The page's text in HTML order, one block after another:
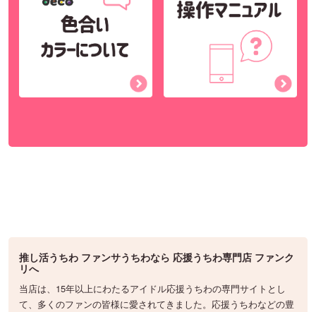
推し活うちわ ファンサうちわなら 応援うちわ専門店 ファンク
リへ
当店は、15年以上にわたるアイドル応援うちわの専門サイトとし
て、多くのファンの皆様に愛されてきました。応援うちわなどの豊